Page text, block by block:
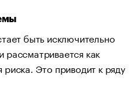
быть исключительно
рассматривается как
риска. Это приводит к ряду